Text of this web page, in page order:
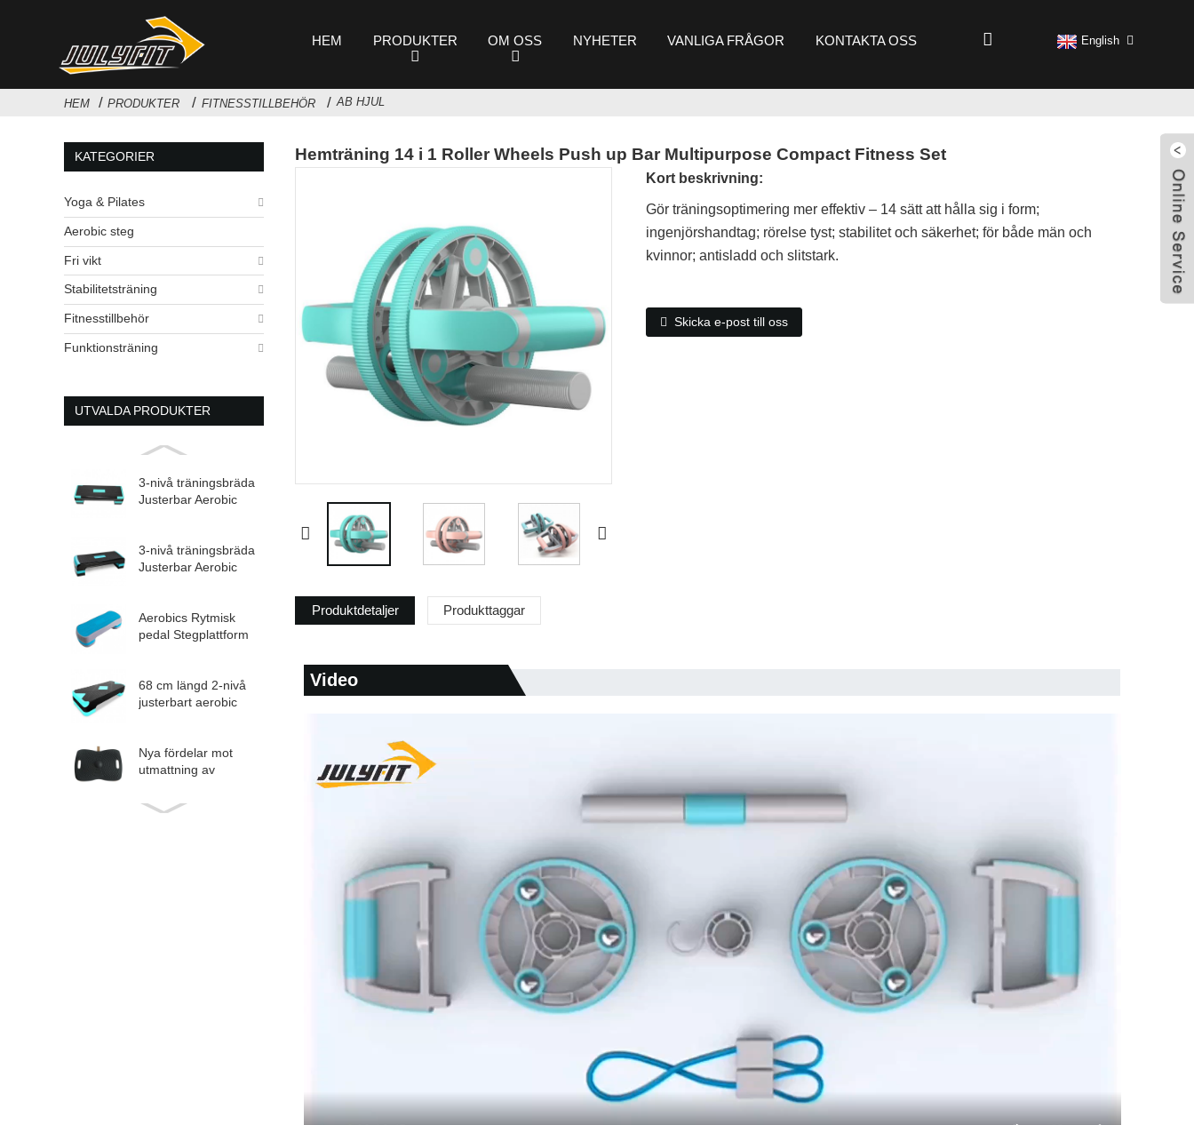
HEM PRODUKTER OM OSS NYHETER VANLIGA FRÅGOR KONTAKTA OSS English
HEM PRODUKTER FITNESSTILLBEHÖR AB HJUL
KATEGORIER
Yoga & Pilates
Aerobic steg
Fri vikt
Stabilitetsträning
Fitnesstillbehör
Funktionsträning
UTVALDA PRODUKTER
3-nivå träningsbräda
Justerbar Aerobic
3-nivå träningsbräda
Justerbar Aerobic
Aerobics Rytmisk
pedal Stegplattform
68 cm längd 2-nivå
justerbart aerobic
Nya fördelar mot
utmattning av
Hemträning 14 i 1 Roller Wheels Push up Bar Multipurpose Compact Fitness Set
Kort beskrivning:
Gör träningsoptimering mer effektiv – 14 sätt att hålla sig i form;
ingenjörshandtag; rörelse tyst; stabilitet och säkerhet; för både män och
kvinnor; antisladd och slitstark.
Skicka e-post till oss
Produktdetaljer Produkttaggar
Video